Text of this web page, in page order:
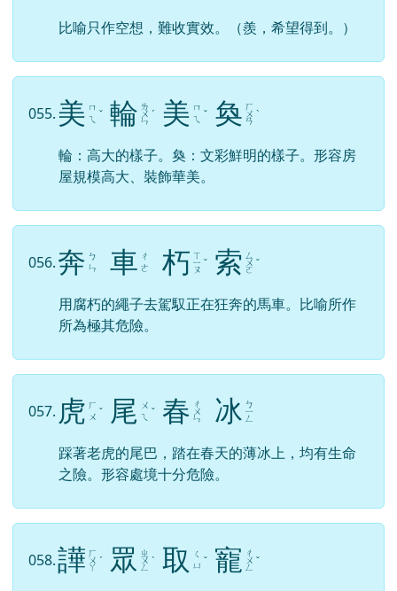
比喻只作空想，難收實效。（羨，希望得到。）
055. 美 ㄇ
ㄟ ˇ 輪 ㄌ
ㄨ
ㄣ
ˊ 美 ㄇ
ㄟ ˇ 奐 ㄏ
ㄨ
ㄢ
ˋ
輪：高大的樣子。奐：文彩鮮明的樣子。形容房
屋規模高大、裝飾華美。
056.奔 ㄅ
ㄣ
車 ㄔ
ㄜ
朽 ㄒ
ㄧ
ㄡ
ˇ 索 ㄙ
ㄨ
ㄛ
ˇ
用腐朽的繩子去駕馭正在狂奔的馬車。比喻所作
所為極其危險。
057. 虎 ㄏ
ㄨ ˇ 尾 ㄨ
ㄟ ˇ 春 ㄔ
ㄨ
ㄣ 冰 ㄅ
ㄧ
ㄥ
踩著老虎的尾巴，踏在春天的薄冰上，均有生命
之險。形容處境十分危險。
058.譁 ㄏ
ㄨ
ㄚ
ˊ 眾 ㄓ
ㄨ
ㄥ
ˋ 取
ㄑ
ㄩ ˇ 寵 ㄔ
ㄨ
ㄥ
ˇ